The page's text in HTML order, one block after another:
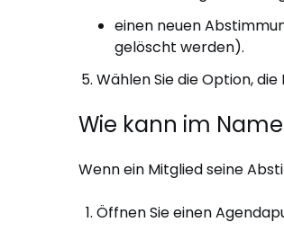
einen neuen
gelöscht werden).
Wählen Sie die Option,
Wie kann im
Wenn ein Mitglied seine
Öffnen Sie einen